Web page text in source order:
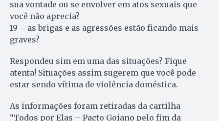
sua vontade ou se envolver em atos sexuais que
você não aprecia?
19 – as brigas e as agressões estão ficando mais
graves?
Respondeu sim em uma das situações? Fique
atenta! Situações assim sugerem que você pode
estar sendo vítima de violência doméstica.
As informações foram retiradas da cartilha
“Todos por Elas – Pacto Goiano pelo fim da